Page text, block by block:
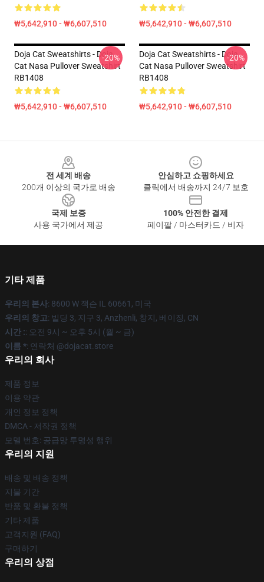
₩5,642,910 - ₩6,607,510 ₩5,642,910 - ₩6,607,510
Doja Cat Sweatshirts - Doja
Cat Nasa Pullover Sweatshirt
RB1408
₩5,642,910 - ₩6,607,510
-20%
Doja Cat Sweatshirts - Doja
Cat Nasa Pullover Sweatshirt
RB1408
₩5,642,910 - ₩6,607,510
-20%
전 세계 배송
200개 이상의 국가로 배송
안심하고 쇼핑하세요
클릭에서 배송까지 24/7 보호
국제 보증
사용 국가에서 제공
100% 안전한 결제
페이팔 / 마스터카드 / 비자
기타 제품
우리의 본사: 8600 W 잭슨 IL 60661, 미국
우리의 창고: 빌딩 3, 지구 3, Anzhenli, 창지, 베이징, CN
시간 :: 오전 9시 ~ 오후 5시 (월 ~ 금)
이름 *: 연락처 @dojacat.store
우리의 회사
제품 정보
이용 약관
개인 정보 정책
DMCA - 저작권 정책
모델 번호: 공급망 투명성 행위
우리의 지원
배송 및 배송 정책
지불 기간
반품 및 환불 정책
기타 제품
고객지원 (FAQ)
구매하기
우리의 상점